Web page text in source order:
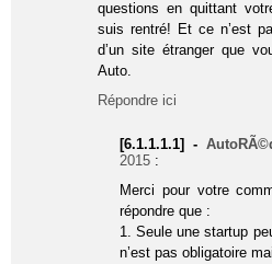
questions en quittant
suis rentré! Et ce n’est
d’un site étranger que
Auto.
Répondre ici
[6.1.1.1.1] -
2015 :
Merci pour votre
répondre que :
1. Seule une startup
n’est pas obligatoire